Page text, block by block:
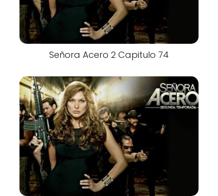
Señora Acero 2 Capitulo 74